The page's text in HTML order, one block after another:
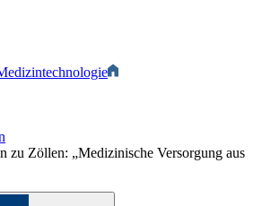
zu Zöllen: „Medizinische Versorgung aus